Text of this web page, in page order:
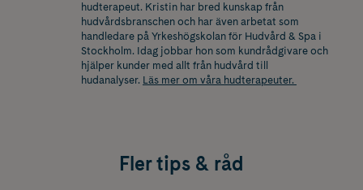
hudterapeut. Kristin har bred kunskap från
hudvårdsbranschen och har även arbetat som
handledare på Yrkeshögskolan för Hudvård & Spa i
Stockholm. Idag jobbar hon som kundrådgivare och
hjälper kunder med allt från hudvård till
hudanalyser. Läs mer om våra hudterapeuter.
Fler tips & råd